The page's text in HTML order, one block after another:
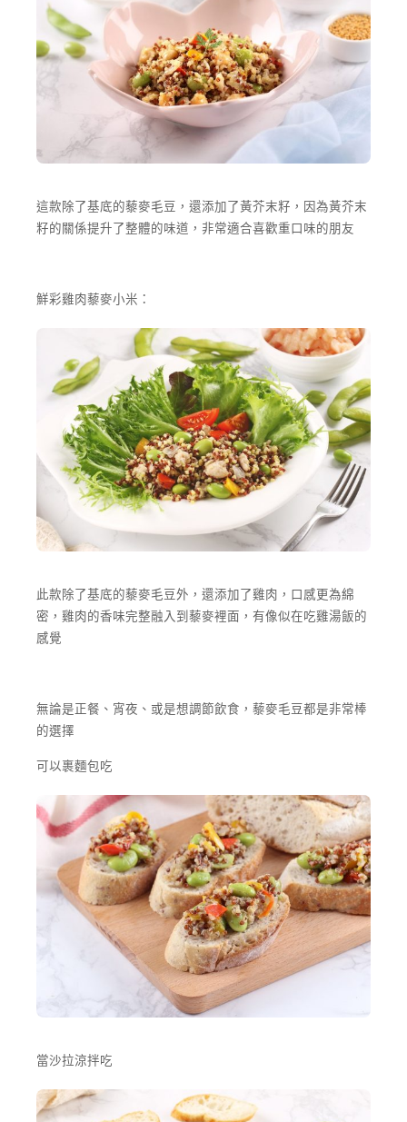
這款除了基底的藜麥毛豆，還添加了黃芥末籽，因為黃芥末
籽的關係提升了整體的味道，非常適合喜歡重口味的朋友
鮮彩雞肉藜麥小米：
此款除了基底的藜麥毛豆外，還添加了雞肉，口感更為綿
密，雞肉的香味完整融入到藜麥裡面，有像似在吃雞湯飯的
感覺
無論是正餐、宵夜、或是想調節飲食，藜麥毛豆都是非常棒
的選擇
可以裹麵包吃
當沙拉涼拌吃